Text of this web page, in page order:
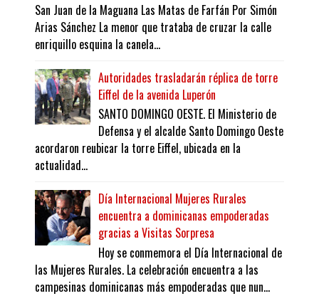
San Juan de la Maguana Las Matas de Farfán Por Simón
Arias Sánchez La menor que trataba de cruzar la calle
enriquillo esquina la canela...
Autoridades trasladarán réplica de torre
Eiffel de la avenida Luperón
SANTO DOMINGO OESTE. El Ministerio de
Defensa y el alcalde Santo Domingo Oeste
acordaron reubicar la torre Eiffel, ubicada en la
actualidad...
Día Internacional Mujeres Rurales
encuentra a dominicanas empoderadas
gracias a Visitas Sorpresa
Hoy se conmemora el Día Internacional de
las Mujeres Rurales. La celebración encuentra a las
campesinas dominicanas más empoderadas que nun...